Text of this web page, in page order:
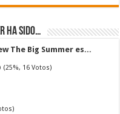
ha sido…
The Big Summer es...
(25%, 16 Votos)